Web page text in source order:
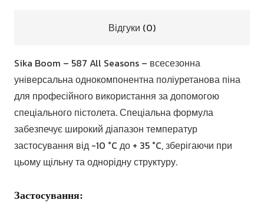
Відгуки (0)
Sika Boom – 587 All Seasons – всесезонна
універсальна однокомпонентна поліуретанова піна
для професійного використання за допомогою
спеціального пістолета. Спеціальна формула
забезпечує широкий діапазон температур
застосування від -10 °C до + 35 °C, зберігаючи при
цьому щільну та однорідну структуру.
Застосування: